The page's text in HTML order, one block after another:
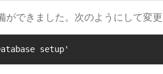
ができました。次のようにして変
setup'